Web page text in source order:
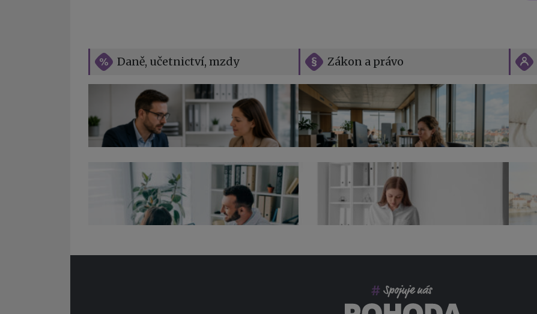
Daně, učetnictví, mzdy Zákon a právo
Vše o překážkách v práci na straně
zaměstnavatele